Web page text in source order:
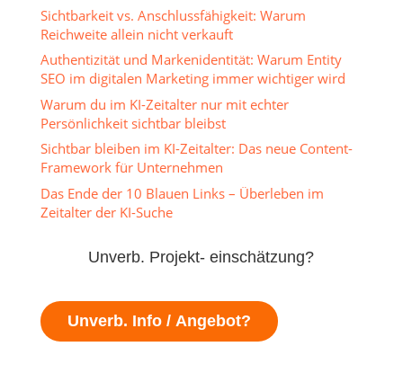
Sichtbarkeit vs. Anschlussfähigkeit: Warum
Reichweite allein nicht verkauft
Authentizität und Markenidentität: Warum Entity
SEO im digitalen Marketing immer wichtiger wird
Warum du im KI-Zeitalter nur mit echter
Persönlichkeit sichtbar bleibst
Sichtbar bleiben im KI-Zeitalter: Das neue Content-
Framework für Unternehmen
Das Ende der 10 Blauen Links – Überleben im
Zeitalter der KI-Suche
Unverb. Projekt- einschätzung?
Unverb. Info / Angebot?